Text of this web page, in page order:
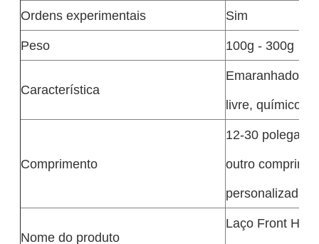
Ordens experimentais
Sim
Peso
100g - 300g
Característica
Emaranhado
livre, químico,
Comprimento
12-30
outro
personalizadas
Nome do produto
Laço Front